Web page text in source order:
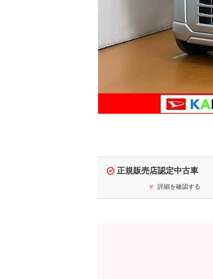
正規販売店認定中古車
詳細を確認する